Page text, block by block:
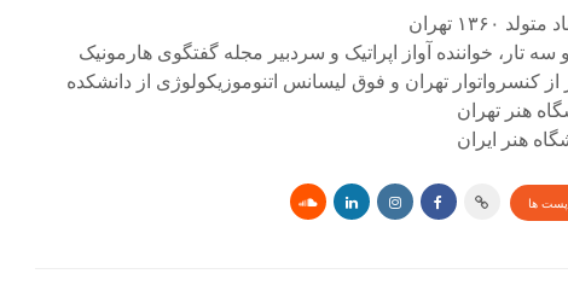
۱۳۶۰ تهران
و سه تار، خواننده آواز اپراتیک و سردبیر مجله گفتگوی هارمونیک
از کنسرواتوار تهران و فوق لیسانس اتنوموزیکولوژی از دانشکده
هنر تهران
هنر ایران
پست ها